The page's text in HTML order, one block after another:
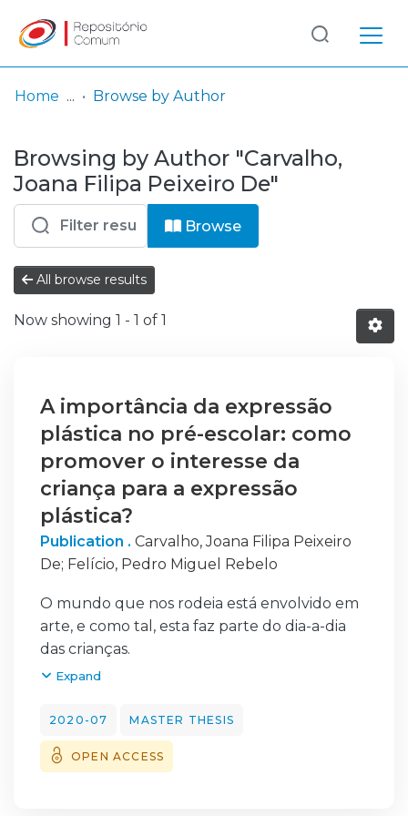
& Collections
Browse repository
Entities
Log
In
(current)
Home Browse by Author
Browsing by Author "Carvalho,
Joana Filipa Peixeiro De"
Browse
All browse results
Now showing 1 - 1 of 1
A importância da expressão
plástica no pré-escolar: como
promover o interesse da
criança para a expressão
plástica?
Publication . Carvalho, Joana Filipa Peixeiro
De; Felício, Pedro Miguel Rebelo
O mundo que nos rodeia está envolvido em
arte, e como tal, esta faz parte do dia-a-dia
das crianças.
As atividades que são realizadas em sala de
criatividade e imaginação, como tal podemos
dizer que ao realizarem uma atividade, as
crianças estão a envolver a arte na sua
Expand
2020-07 MASTER THESIS
OPEN ACCESS